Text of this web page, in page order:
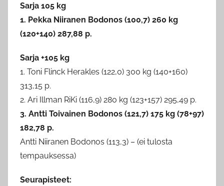
Sarja 105 kg
1. Pekka Niiranen Bodonos (100,7) 260 kg
(120+140) 287,88 p.
Sarja +105 kg
1. Toni Flinck Herakles (122,0) 300 kg (140+160)
313,15 p.
2. Ari Illman RiKi (116,9) 280 kg (123+157) 295,49 p.
3. Antti Toivainen Bodonos (121,7) 175 kg (78+97)
182,78 p.
Antti Niiranen Bodonos (113,3) – (ei tulosta
tempauksessa)
Seurapisteet: